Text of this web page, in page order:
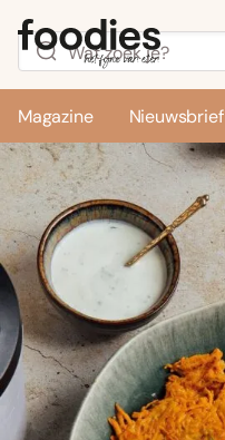
Magazine Nieuwsbrief